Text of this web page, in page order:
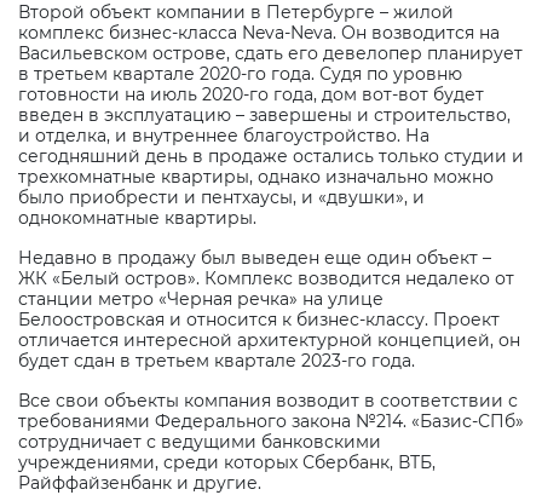
Второй объект компании в Петербурге – жилой
комплекс бизнес-класса Neva-Neva. Он возводится на
Васильевском острове, сдать его девелопер планирует
в третьем квартале 2020-го года. Судя по уровню
готовности на июль 2020-го года, дом вот-вот будет
введен в эксплуатацию – завершены и строительство,
и отделка, и внутреннее благоустройство. На
сегодняшний день в продаже остались только студии и
трехкомнатные квартиры, однако изначально можно
было приобрести и пентхаусы, и «двушки», и
однокомнатные квартиры.
Недавно в продажу был выведен еще один объект –
ЖК «Белый остров». Комплекс возводится недалеко от
станции метро «Черная речка» на улице
Белоостровская и относится к бизнес-классу. Проект
отличается интересной архитектурной концепцией, он
будет сдан в третьем квартале 2023-го года.
Все свои объекты компания возводит в соответствии с
требованиями Федерального закона №214. «Базис-СПб»
сотрудничает с ведущими банковскими
учреждениями, среди которых Сбербанк, ВТБ,
Райффайзенбанк и другие.